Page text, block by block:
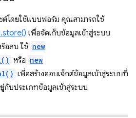
ซต์โดยใช้แบบฟอร์ม คุณสามารถใช้
เพื่อจัดเก็บข้อมูลเข้าสู่ระบบ
อลบ ใช้ new
หรือ new
เพื่อสร้างออบเจ็กต์ข้อมูลเข้าสู่ระบบที่
บประเภทข้อมูลเข้าสู่ระบบ